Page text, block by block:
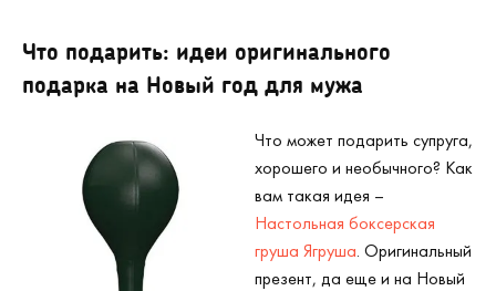
Что подарить: идеи оригинального
подарка на Новый год для мужа
Что может подарить супруга,
хорошего и необычного? Как
вам такая идея –
Настольная боксерская
груша Ягруша. Оригинальный
презент, да еще и на Новый